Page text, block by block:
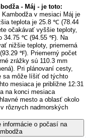
- Máj - je toto:
v mesiaci Máj je
teplota je 25.8 ℃ (78.44
očakávať vyššie teploty,
34.75 ℃ (94.55 ℉). Na
nižšie teploty, priemerná
℉). Priemerný počet
zrážky sú 110.3 mm
). Pri plánovaní cesty,
sa môže líšiť od týchto
mesiaca je približne 12:31
na konci mesiaca
mesto a oblasť okolo
rôznych nadmorských
o počasí na